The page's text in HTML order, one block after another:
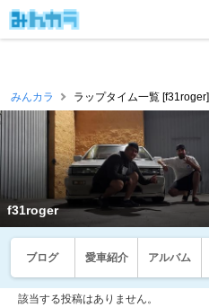
みんカラ ラップタイム一覧 [f31roger]
f31roger
ブログ 愛車紹介 アルバム
該当する投稿はありません。